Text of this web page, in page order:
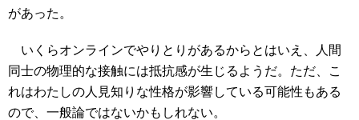
があった。
いくらオンラインでやりとりがあるからとはいえ、人間
同士の物理的な接触には抵抗感が生じるようだ。ただ、こ
れはわたしの人見知りな性格が影響している可能性もある
ので、一般論ではないかもしれない。